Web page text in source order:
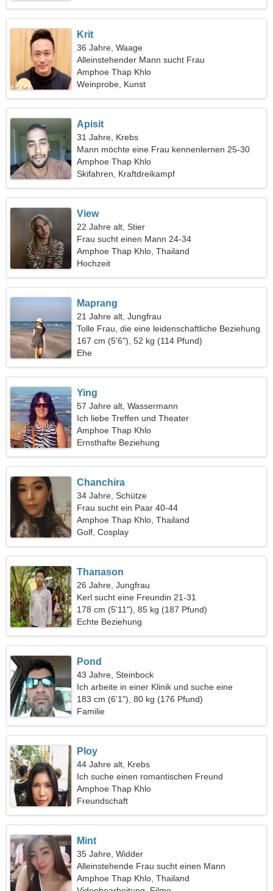
Krit
36 Jahre, Waage
Alleinstehender Mann sucht Frau
Amphoe Thap Khlo
Weinprobe, Kunst
Apisit
31 Jahre, Krebs
Mann möchte eine Frau kennenlernen 25-30
Amphoe Thap Khlo
Skifahren, Kraftdreikampf
View
22 Jahre alt, Stier
Frau sucht einen Mann 24-34
Amphoe Thap Khlo, Thailand
Hochzeit
Maprang
21 Jahre alt, Jungfrau
Tolle Frau, die eine leidenschaftliche Beziehung
sucht
167 cm (5'6"), 52 kg (114 Pfund)
Ehe
Ying
57 Jahre alt, Wassermann
Ich liebe Treffen und Theater
Amphoe Thap Khlo
Ernsthafte Beziehung
Chanchira
34 Jahre, Schütze
Frau sucht ein Paar 40-44
Amphoe Thap Khlo, Thailand
Golf, Cosplay
Thanason
26 Jahre, Jungfrau
Kerl sucht eine Freundin 21-31
178 cm (5'11"), 85 kg (187 Pfund)
Echte Beziehung
Pond
43 Jahre, Steinbock
Ich arbeite in einer Klinik und suche eine
wundervolle Frau
183 cm (6'1"), 80 kg (176 Pfund)
Familie
Ploy
44 Jahre alt, Krebs
Ich suche einen romantischen Freund
Amphoe Thap Khlo
Freundschaft
Mint
35 Jahre, Widder
Alleinstehende Frau sucht einen Mann
Amphoe Thap Khlo, Thailand